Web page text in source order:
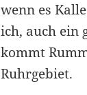
wenn es
ich, auch ein
kommt
Ruhrgebiet.